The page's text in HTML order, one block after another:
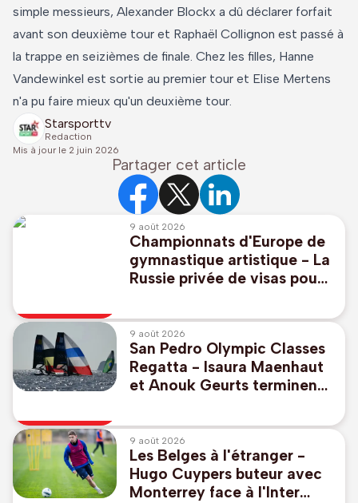
simple messieurs, Alexander Blockx a dû déclarer forfait
avant son deuxième tour et Raphaël Collignon est passé à
la trappe en seizièmes de finale. Chez les filles, Hanne
Vandewinkel est sortie au premier tour et Elise Mertens
n'a pu faire mieux qu'un deuxième tour.
Starsporttv
Redaction
Mis à jour le 2 juin 2026
Partager cet article
9 août 2026
Championnats d'Europe de
gymnastique artistique - La
Russie privée de visas pour
Melnikova, championne du
monde
9 août 2026
San Pedro Olympic Classes
Regatta - Isaura Maenhaut
et Anouk Geurts terminent
des JO de 2028
9 août 2026
Les Belges à l'étranger -
Hugo Cuypers buteur avec
Monterrey face à l'Inter